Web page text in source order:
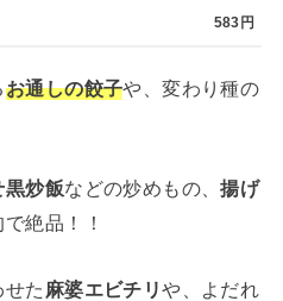
583円
お通しの餃子や、変わり種の
黒炒飯などの炒めもの、揚げ
絶品！！
た 麻婆エビチリや、よだれ